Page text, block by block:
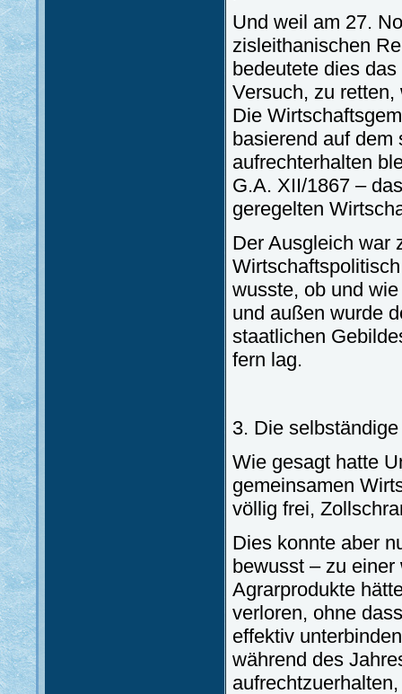
Und weil am 27.
zisleithanischen
bedeutete dies
Versuch, zu
Die
basierend auf dem
aufrechterhalten
G.A. XII/1867 –
geregelten
Der Ausgleich war
wusste, ob und
und außen wurde
staatlichen
fern lag.
3. Die
Wie gesagt hatte
gemeinsamen
völlig frei,
Dies konnte aber
bewusst – zu
Agrarprodukte
verloren, ohne
effektiv
während des